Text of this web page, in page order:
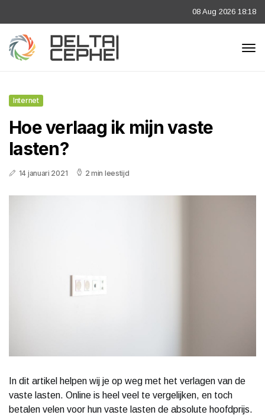
08 Aug 2026 18:18
Internet
Hoe verlaag ik mijn vaste
lasten?
14 januari 2021 2 min leestijd
In dit artikel helpen wij je op weg met het verlagen van de
vaste lasten. Online is heel veel te vergelijken, en toch
betalen velen voor hun vaste lasten de absolute hoofdprijs.